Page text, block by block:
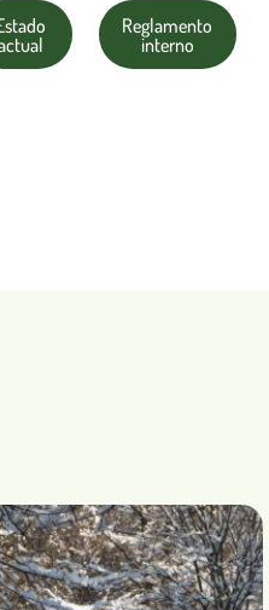
Reglamento
interno